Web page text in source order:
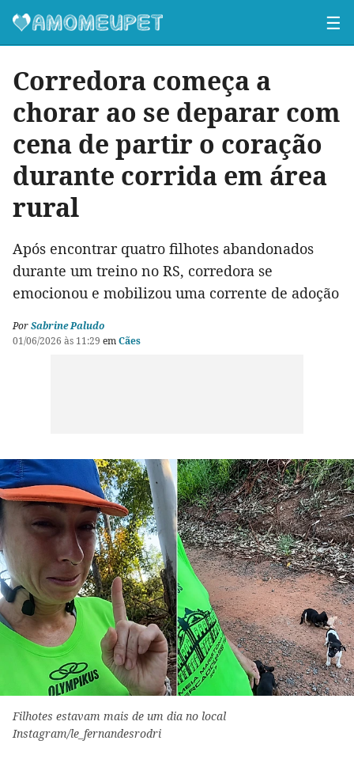
☰
Corredora começa a
chorar ao se deparar com
cena de partir o coração
durante corrida em área
rural
Após encontrar quatro filhotes abandonados
durante um treino no RS, corredora se
emocionou e mobilizou uma corrente de adoção
PorSabrine Paludo
01/06/2026 às 11:29 emCães
Filhotes estavam mais de um dia no local
Instagram/le_fernandesrodri